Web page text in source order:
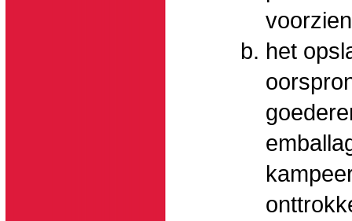
het